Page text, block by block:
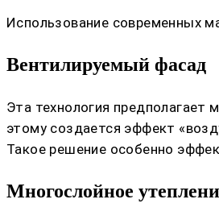
Использование современных
Вентилируемый фасад
Эта технология
этому создается эффект
Такое решение особенно
Многослойное